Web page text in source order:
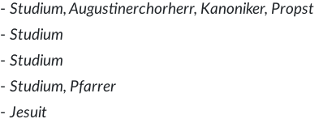
-Studium, Augustinerchorherr, Kanoniker, Propst
-Studium
-Studium
-Studium, Pfarrer
-Jesuit